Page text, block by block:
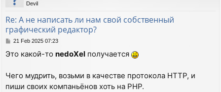
Devil
Re: А не написать ли нам свой собственный
графический редактор?
P
s
21 Feb 2025 07:23
Это какой-то nedoXel получается
Чего мудрить, возьми в качестве протокола HTTP, и
пиши своих компаньёнов хоть на PHP.